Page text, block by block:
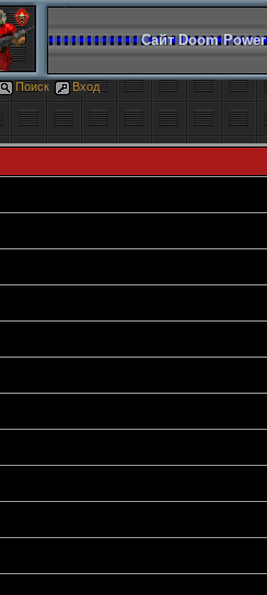
Сайт Doom Power
Поиск Вход